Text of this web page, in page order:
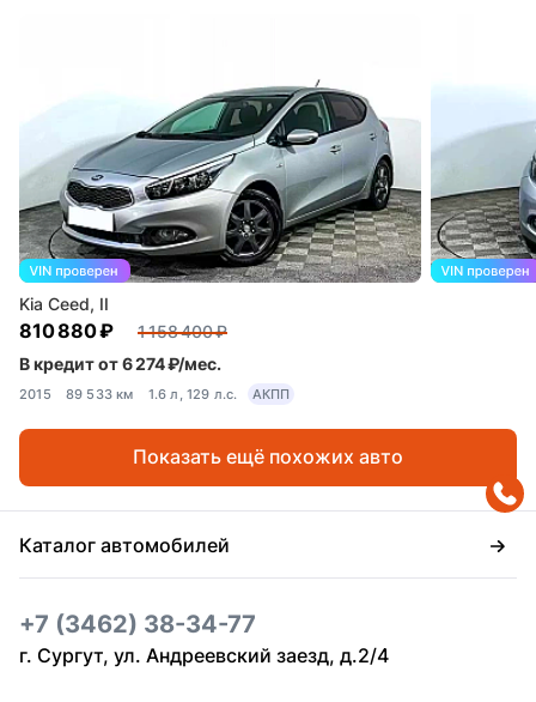
Kia Ceed, II
810 880 ₽
1 158 400 ₽
В кредит от 6 274 ₽/мес.
2015 89 533 км 1.6 л, 129 л.с. АКПП
Показать ещё похожих авто
Каталог автомобилей
+7 (3462) 38-34-77
г. Сургут, ул. Андреевский заезд, д.2/4